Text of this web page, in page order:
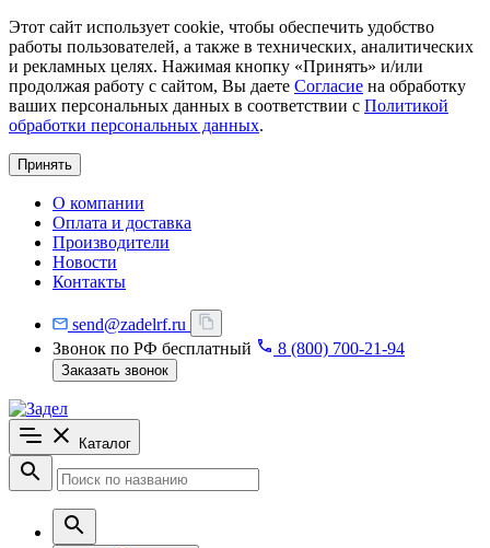
Этот сайт использует cookie, чтобы обеспечить удобство
работы пользователей, а также в технических, аналитических
и рекламных целях. Нажимая кнопку «Принять» и/или
продолжая работу с сайтом, Вы даете Согласие на обработку
ваших персональных данных в соответствии с Политикой
обработки персональных данных.
Принять
О компании
Оплата и доставка
Производители
Новости
Контакты
send@zadelrf.ru
Звонок по РФ бесплатный
8 (800) 700-21-94
Заказать звонок
Каталог